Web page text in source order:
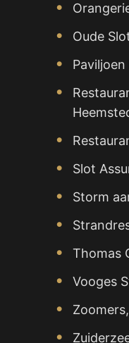
Oude
Paviljoen
Slot
Storm
Thomas
Vooges